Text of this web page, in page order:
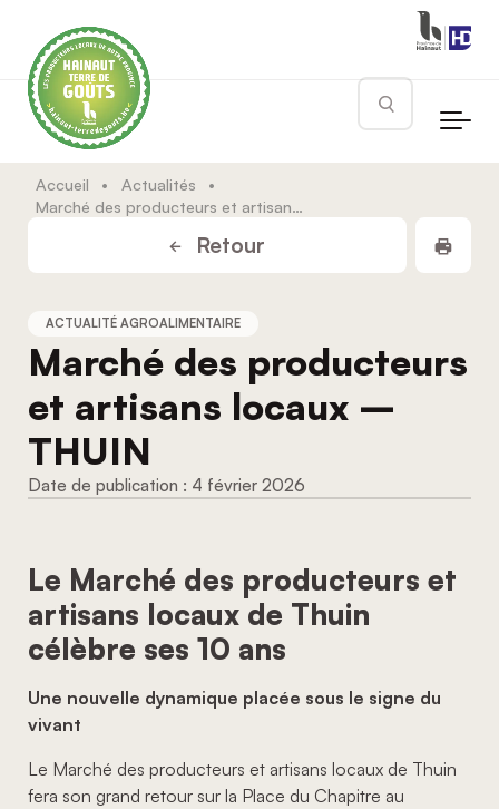
Rechercher
Accueil • Actualités
•
Marché des producteurs et artisans locaux – THUIN
Retour
ACTUALITÉ AGROALIMENTAIRE
Marché des producteurs
et artisans locaux –
THUIN
4 février 2026
Le Marché des producteurs et
artisans locaux de Thuin
célèbre ses 10 ans
Une nouvelle dynamique placée sous le signe du
vivant
Le Marché des producteurs et artisans locaux de Thuin
fera son grand retour sur la Place du Chapitre au